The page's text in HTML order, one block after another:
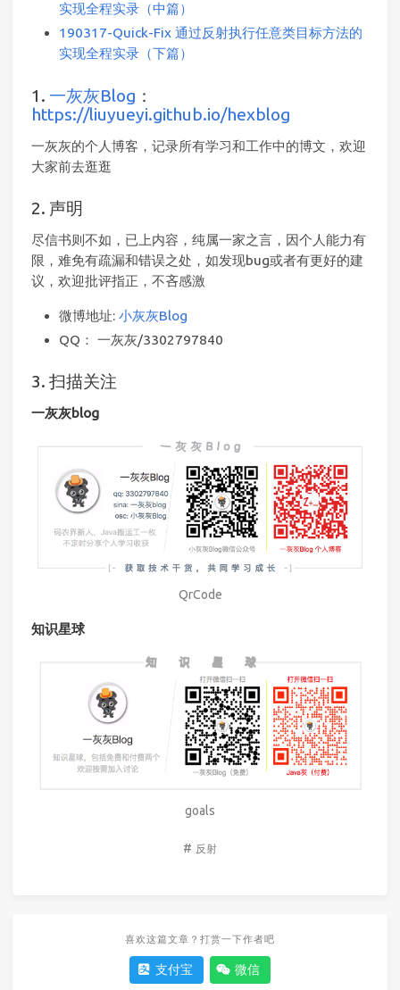
实现全程实录（中篇）
190317-Quick-Fix 通过反射执行任意类目标方法的
实现全程实录（下篇）
1. 一灰灰Blog ：
https://liuyueyi.github.io/hexblog
一灰灰的个人博客，记录所有学习和工作中的博文，欢迎
大家前去逛逛
2. 声明
尽信书则不如，已上内容，纯属一家之言，因个人能力有
限，难免有疏漏和错误之处，如发现bug或者有更好的建
议，欢迎批评指正，不吝感激
微博地址: 小灰灰Blog
QQ： 一灰灰/3302797840
3. 扫描关注
一灰灰blog
QrCode
知识星球
goals
# 反射
喜欢这篇文章？打赏一下作者吧
支付宝 微信